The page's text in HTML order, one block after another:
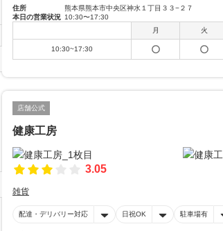
住所
熊本県熊本市中央区神水１丁目３３−２７
本日の営業状況 10:30〜17:30
月
火
10:30~17:30
店舗公式
健康工房
3.05
雑貨
配達・デリバリー対応 日祝OK 駐車場有